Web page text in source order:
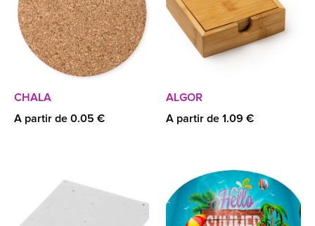
CHALA
A partir de 0.05 €
ALGOR
A partir de 1.09 €